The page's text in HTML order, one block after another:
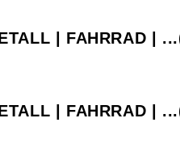
| FAHRRAD | ...
| FAHRRAD | ...